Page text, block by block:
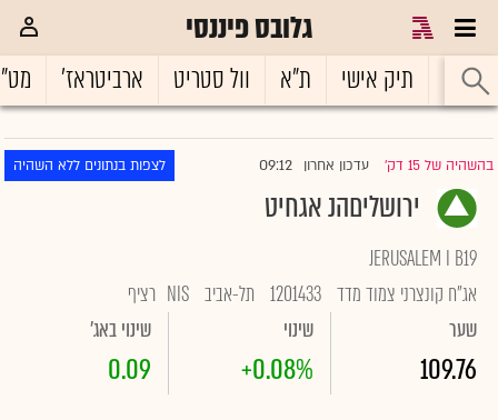
גלובס פיננסי
ראשי תיק אישי ת"א וול סטריט ארביטראז'
בהשהיה של 15 דק' |עדכון אחרון 09:12 לצפות בנתונים ללא השהיה
ירושליםהנ אגחיט
JERUSALEM I B19
אג"ח קונצרני צמוד מדד 1201433 תל-אביב NIS רציף
שער
109.76
שינוי
+0.08%
שינוי באג'
0.09